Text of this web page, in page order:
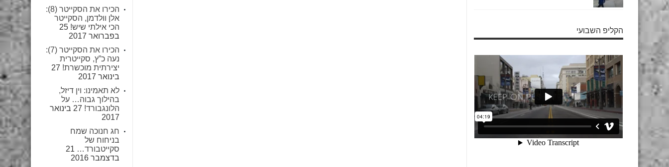
הכירו את הסקייטר (8):
אלן וולדמן, הסקייטר
הכי אילתי שיש! 25
בפברואר 2017
הכירו את הסקייטר (7):
נעה כ”ץ, סקייטרית
יצירתית מוכשרת! 27
בינואר 2017
לא תאמינו: וין דיזל,
בהילוך גבוה… על
הלונגבורד!
27 בינואר
2017
חג חנוכה שמח
בניחוח של
סקייטבורד… 21
בדצמבר 2016
הקליפ השבועי